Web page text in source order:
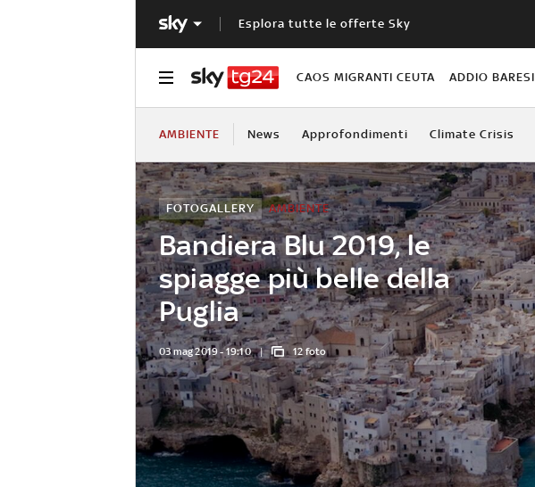
Esplora tutte le offerte Sky
CAOS MIGRANTI CEUTA ADDIO BARESI
AMBIENTE News Approfondimenti Climate Crisis
Bandiera Blu 2019, le
spiagge più belle della
Puglia
AMBIENTE
FOTOGALLERY
03 mag 2019 - 19:10 12 foto